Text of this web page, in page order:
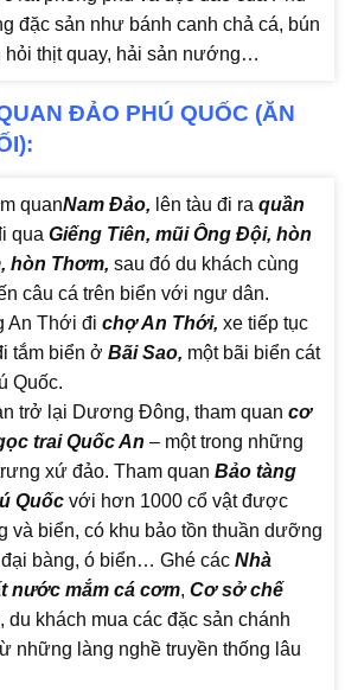
đặc sản như bánh canh chả cá, bún
hỏi thịt quay, hải sản nướng…
ĐẢO PHÚ QUỐC (ĂN
quanNam Đảo, lên tàu đi ra quần
qua Giếng Tiên, mũi Ông Đội, hòn
hòn Thơm, sau đó du khách cùng
câu cá trên biển với ngư dân.
An Thới đi chợ An Thới, xe tiếp tục
tắm biển ở Bãi Sao, một bãi biển cát
Quốc.
trở lại Dương Đông, tham quan cơ
trai Quốc An – một trong những
xứ đảo. Tham quan Bảo tàng
Quốcvới hơn 1000 cổ vật được
và biển, có khu bảo tồn thuần dưỡng
bàng, ó biển… Ghé các Nhà
nước mắm cá cơm, Cơ sở chế
, du khách mua các đặc sản chánh
những làng nghề truyền thống lâu